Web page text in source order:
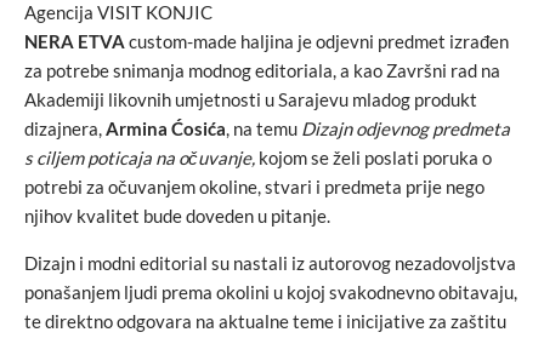
Agencija VISIT KONJIC
NERA ETVA custom-made haljina je odjevni predmet izrađen
za potrebe snimanja modnog editoriala, a kao Završni rad na
Akademiji likovnih umjetnosti u Sarajevu mladog produkt
dizajnera,Armina Ćosića, na temu Dizajn odjevnog predmeta
s ciljem poticaja na očuvanje, kojomse želi poslati poruka o
potrebi za očuvanjem okoline, stvari i predmeta prije nego
njihov kvalitet bude doveden u pitanje.
Dizajn i modni editorial su nastali iz autorovog nezadovoljstva
ponašanjem ljudi prema okolini u kojoj svakodnevno obitavaju,
te direktno odgovara na aktualne teme i inicijative za zaštitu